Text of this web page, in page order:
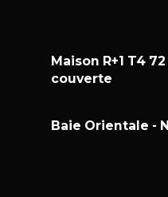
Maison R+1 T4
couverte
Baie Orientale -